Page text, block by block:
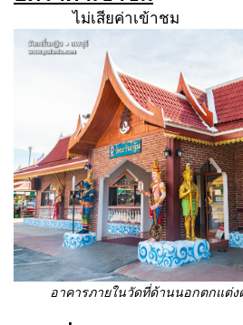
ไม่เสียค่าเข้าชม
อาคารภายในวัดที่ด้านนอกตกแต่ง